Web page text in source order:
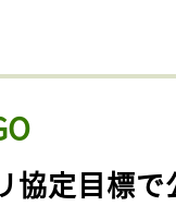
協定目標で